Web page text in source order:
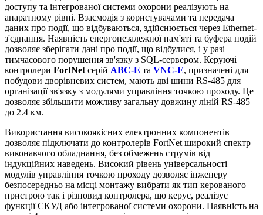
доступу та інтегрованої системи охорони реалізують на
апаратному рівні. Взаємодія з користувачами та передача
даних про події, що відбуваються, здійснюється через Ethernet-
з'єднання. Наявність енергонезалежної пам'яті та буфера подій
дозволяє зберігати дані про події, що відбулися, і у разі
тимчасового порушення зв'язку з SQL-сервером. Керуючі
контролери FortNet серій ABC-E та VNC-E, призначені для
побудови дворівневих систем, мають дві шини RS-485 для
організації зв'язку з модулями управління точкою проходу. Це
дозволяє збільшити можливу загальну довжину ліній RS-485
до 2.4 км.
Використання високоякісних електронних компонентів
дозволяє підключати до контролерів FortNet широкий спектр
виконавчого обладнання, без обмежень струмів від
індукційних наведень. Високий рівень універсальності
модулів управління точкою проходу дозволяє інженеру
безпосередньо на місці монтажу вибрати як тип керованого
пристрою так і різновид контролера, що керує, реалізує
функції СКУД або інтегрованої системи охорони. Наявність на